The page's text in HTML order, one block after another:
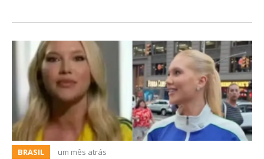
BRASIL um mês atrás